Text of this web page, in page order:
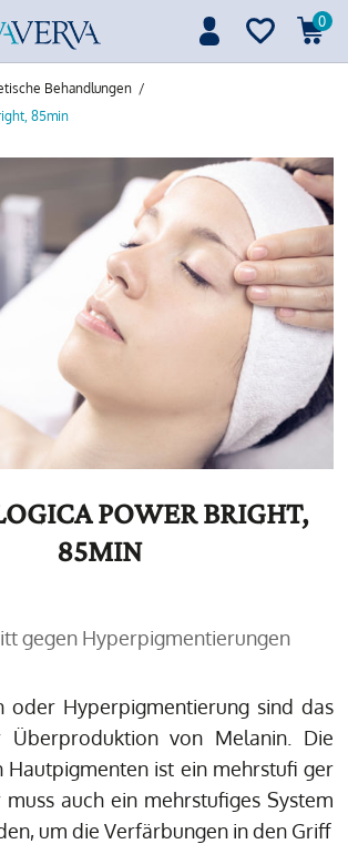
0
Behandlungen /
85min
POWER BRIGHT,
85MIN
gegen Hyperpigmentierungen
oder Hyperpigmentierung sind das
Überproduktion von Melanin. Die
Hautpigmenten ist ein mehrstufi ger
muss auch ein mehrstufiges System
um die Verfärbungen in den Griff